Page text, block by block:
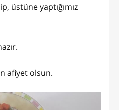
üstüne yaptığımız
afiyet olsun.